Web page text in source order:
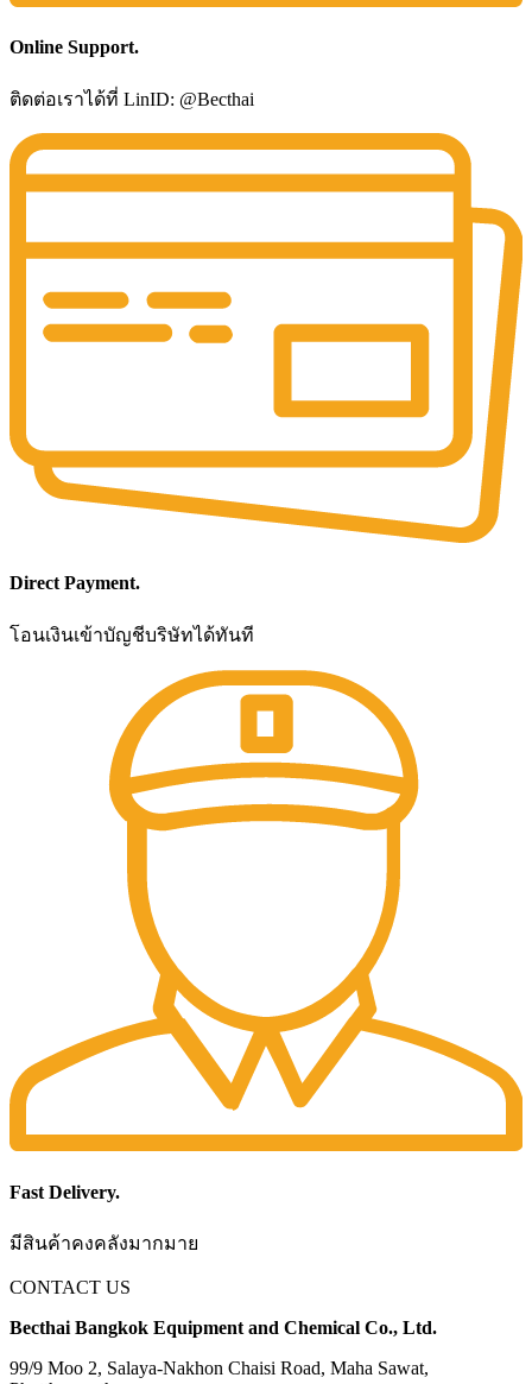
Online Support.
ติดต่อเราได้ที่ LinID: @Becthai
Direct Payment.
โอนเงินเข้าบัญชีบริษัทได้ทันที
Fast Delivery.
มีสินค้าคงคลังมากมาย
CONTACT US
Becthai Bangkok Equipment and Chemical Co., Ltd.
99/9 Moo 2, Salaya-Nakhon Chaisi Road, Maha Sawat,